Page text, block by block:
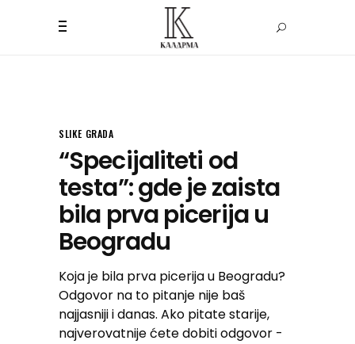
SLIKE GRADA
“Specijaliteti od
testa”: gde je zaista
bila prva picerija u
Beogradu
Koja je bila prva picerija u Beogradu?
Odgovor na to pitanje nije baš
najjasniji i danas. Ako pitate starije,
najverovatnije ćete dobiti odgovor -